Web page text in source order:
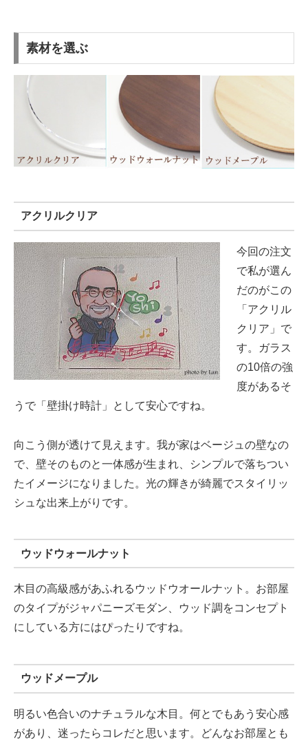
素材を選ぶ
アクリルクリア
今回の注文
で私が選ん
だのがこの
「アクリル
クリア」で
す。ガラス
の10倍の強
度があるそ
うで「壁掛け時計」として安心ですね。
向こう側が透けて見えます。我が家はベージュの壁なの
で、壁そのものと一体感が生まれ、シンプルで落ちつい
たイメージになりました。光の輝きが綺麗でスタイリッ
シュな出来上がりです。
ウッドウォールナット
木目の高級感があふれるウッドウオールナット。お部屋
のタイプがジャパニーズモダン、ウッド調をコンセプト
にしている方にはぴったりですね。
ウッドメープル
明るい色合いのナチュラルな木目。何とでもあう安心感
があり、迷ったらコレだと思います。どんなお部屋とも